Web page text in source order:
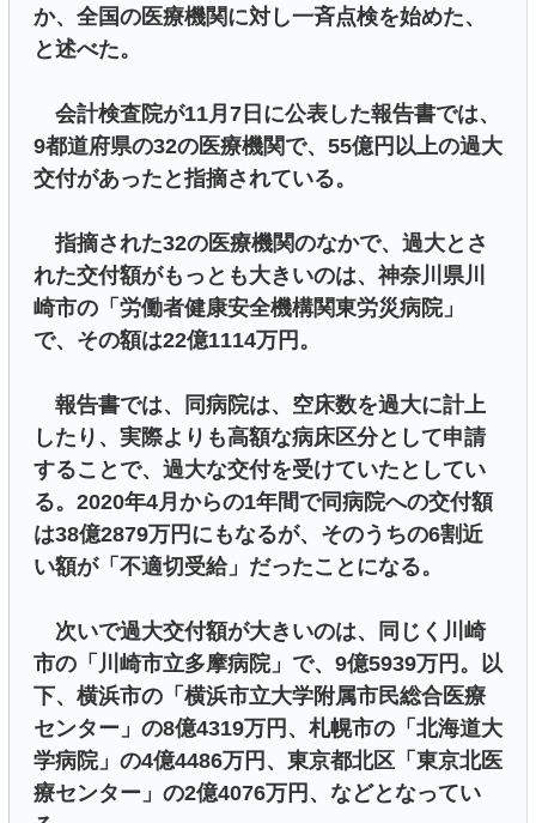
か、全国の医療機関に対し一斉点検を始めた、
と述べた。
会計検査院が11月7日に公表した報告書では、
9都道府県の32の医療機関で、55億円以上の過大
交付があったと指摘されている。
指摘された32の医療機関のなかで、過大とさ
れた交付額がもっとも大きいのは、神奈川県川
崎市の「労働者健康安全機構関東労災病院」
で、その額は22億1114万円。
報告書では、同病院は、空床数を過大に計上
したり、実際よりも高額な病床区分として申請
することで、過大な交付を受けていたとしてい
る。2020年4月からの1年間で同病院への交付額
は38億2879万円にもなるが、そのうちの6割近
い額が「不適切受給」だったことになる。
次いで過大交付額が大きいのは、同じく川崎
市の「川崎市立多摩病院」で、9億5939万円。以
下、横浜市の「横浜市立大学附属市民総合医療
センター」の8億4319万円、札幌市の「北海道大
学病院」の4億4486万円、東京都北区「東京北医
療センター」の2億4076万円、などとなってい